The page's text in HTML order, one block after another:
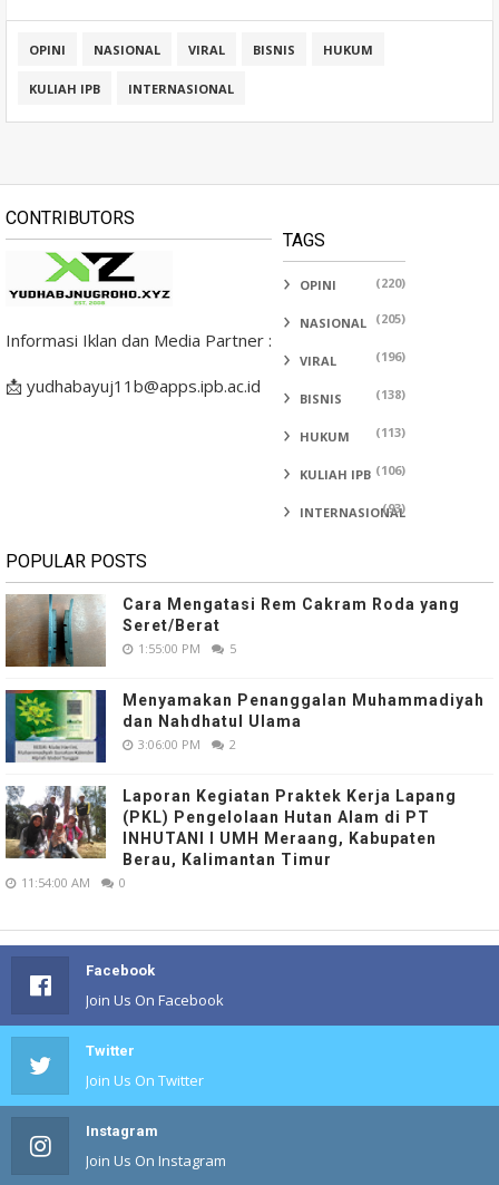
OPINI NASIONAL VIRAL BISNIS HUKUM
KULIAH IPB INTERNASIONAL
CONTRIBUTORS
Informasi Iklan dan Media Partner :
📩 yudhabayuj11b@apps.ipb.ac.id
TAGS
OPINI (220)
NASIONAL (205)
VIRAL (196)
BISNIS (138)
HUKUM (113)
KULIAH IPB (106)
INTERNASIONAL
(93)
POPULAR POSTS
Cara Mengatasi Rem Cakram Roda yang
Seret/Berat
1:55:00 PM 5
Menyamakan Penanggalan Muhammadiyah
dan Nahdhatul Ulama
3:06:00 PM 2
Laporan Kegiatan Praktek Kerja Lapang
(PKL) Pengelolaan Hutan Alam di PT
INHUTANI I UMH Meraang, Kabupaten
Berau, Kalimantan Timur
11:54:00 AM 0
Facebook
Join Us On Facebook
Twitter
Join Us On Twitter
Instagram
Join Us On Instagram